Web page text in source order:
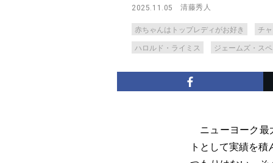
2025.11.05 清藤秀人
赤ちゃんはトップレディがお好き チ
ハロルド・ライミス ジェームズ・ス
ニューヨーク最
トとして実績を